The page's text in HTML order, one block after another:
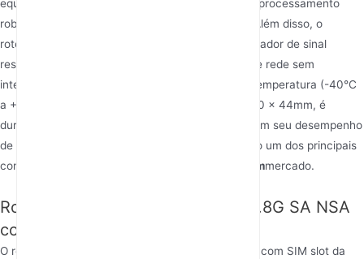
equipado com 256MB de RAM, oferece poder de processamento
robusto para lidar com cargas de rede pesadas. Além disso, o
roteador apresenta um design elegante com indicador de sinal
respirante e suporta Easy Mesh para expansão de rede sem
interrupções. Operando em uma ampla faixa de temperatura (-40°C
a +70°C) e com dimensão compacta de 210 x 140 x 44mm, é
durável e eficiente em espaço. Os usuários elogiam seu desempenho
de alta velocidade e facilidade de uso, tornando-o um dos principais
concorrentes na categoria de
melhor roteador simmercado.
Router 5G Wifi 6 AX3000 2.4G&5.8G SA NSA
com slot para SIM
O roteador WiFi 6 AX3000 2.4g&5.8g SA NSA 5G com SIM slot da